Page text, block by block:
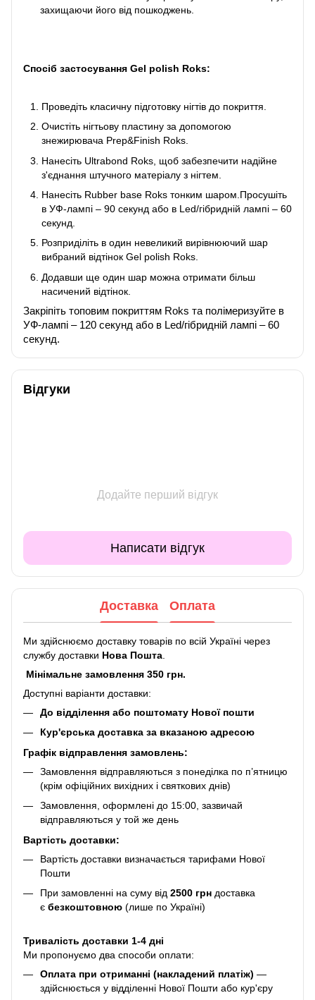
захищаючи його від пошкоджень.
Спосіб застосування Gel polish Roks:
Проведіть класичну підготовку нігтів до покриття.
Очистіть нігтьову пластину за допомогою
знежирювача Prep&Finish Roks.
Нанесіть Ultrabond Roks, щоб забезпечити надійне
з'єднання штучного матеріалу з нігтем.
Нанесіть Rubber base Roks тонким шаром.Просушіть
в УФ-лампі – 90 секунд або в Led/гібридній лампі – 60
секунд.
Розприділіть в один невеликий вирівнюючий шар
вибраний відтінок Gel polish Roks.
Додавши ще один шар можна отримати більш
насичений відтінок.
Закріпіть топовим покриттям Roks та полімеризуйте в
УФ-лампі – 120 секунд або в Led/гібридній лампі – 60
секунд.
Відгуки
Додайте перший відгук
Написати відгук
Доставка Оплата
Ми здійснюємо доставку товарів по всій Україні через
службу доставки Нова Пошта
Мінімальне замовлення 350 грн.
Доступні варіанти доставки:
До відділення або поштомату Нової пошти
Кур'єрська доставка за вказаною адресою
Графік відправлення замовлень:
Замовлення відправляються з понеділка по п’ятницю
(крім офіційних вихідних і святкових днів)
Замовлення, оформлені до 15:00, зазвичай
відправляються у той же день
Вартість доставки:
Вартість доставки визначається тарифами Нової
Пошти
При замовленні на суму від 2500 грн доставка
є безкоштовною (лише по Україні)
Тривалість доставки 1-4 дні
Ми пропонуємо два способи оплати:
Оплата при отриманні (накладений платіж) —
здійснюється у відділенні Нової Пошти або кур'єру